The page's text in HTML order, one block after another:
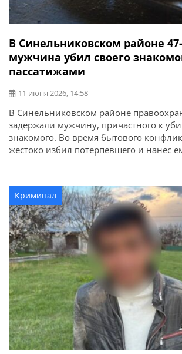
В Синельниковском районе
мужчина убил своего
пассатижами
11 июня 2026, 14:58
В Синельниковском районе
задержали мужчину, причастного к
знакомого. Во время бытового
жестоко избил потерпевшего и нанес
Днепропетровской области. Как
правоохранители, 28 апреля 47-
время бытового конфликта избил
нанеся ему около 20 ударов в разные
Криминал